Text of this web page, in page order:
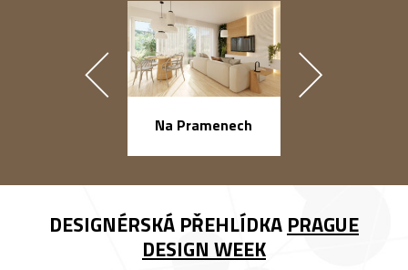
Na Pramenech
DESIGNÉRSKÁ PŘEHLÍDKA PRAGUE
DESIGN WEEK